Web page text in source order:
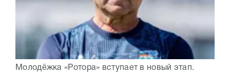
Молодёжка «Ротора» вступает в новый этап.